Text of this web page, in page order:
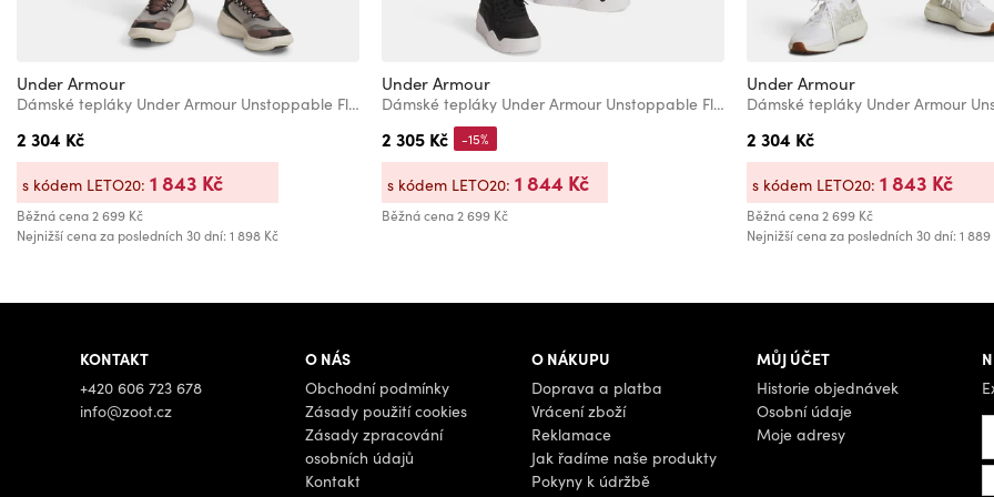
Under Armour
Dámské tepláky Under Armour Unstoppable Flc Jogger-WHT
2 304 Kč
Běžná cena2 699 Kč
Nejnižší cena za posledních 30 dní: 1 898 Kč
s kódem LETO20: 1 843 Kč
Under Armour
Dámské tepláky Under Armour Unstoppable Flc Jogger
2 305 Kč
Běžná cena2 699 Kč
-15%
s kódem LETO20: 1 844 Kč
Under Armour
2 304 Kč
Běžná cena2 699 Kč
Nejnižší cena za posledních 30 dní: 1 889
s kódem LETO20: 1 843 Kč
KONTAKT
+420 606 723 678
info@zoot.cz
O NÁS
Obchodní podmínky
Zásady použití cookies
Zásady zpracování
osobních údajů
Kontakt
O NÁKUPU
Doprava a platba
Vrácení zboží
Reklamace
Jak řadíme naše produkty
Pokyny k údržbě
MŮJ ÚČET
Historie objednávek
Osobní údaje
Moje adresy